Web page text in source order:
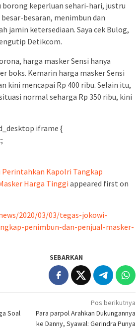
borong keperluan sehari-hari, justru
besaran, menimbun dan
jamin ketersediaan. Saya cek Bulog,
Detikcom.
harga masker Sensi hanya
boks. Kemarin harga masker Sensi
kini mencapai Rp 400 ribu. Selain itu,
normal seharga Rp 350 ribu, kini
iframe {
Perintahkan Kapolri Tangkap
Harga Tinggi appeared first on
2020/03/03/tegas-jokowi-
penimbun-dan-penjual-masker-
SEBARKAN
Soal
Pos berikutnya
Para parpol Arahkan Dukungannya
ke Danny, Syawal: Gerindra Punya